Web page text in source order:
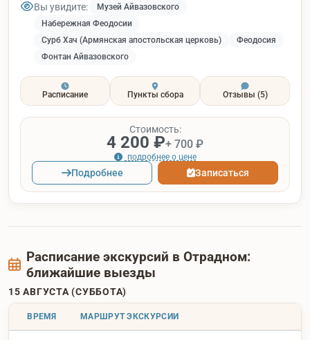
Вы увидите:
Музей Айвазовского
Набережная Феодосии
Сурб Хач (Армянская апостольская церковь)
Феодосия
Фонтан Айвазовского
Расписание Пункты сбора Отзывы (5)
Стоимость:
4 200 ₽+ 700 ₽
подробнее о цене
Подробнее Записаться
Расписание экскурсий в Отрадном:
ближайшие выезды
15 АВГУСТА (СУББОТА)
ВРЕМЯ МАРШРУТ ЭКСКУРСИИ